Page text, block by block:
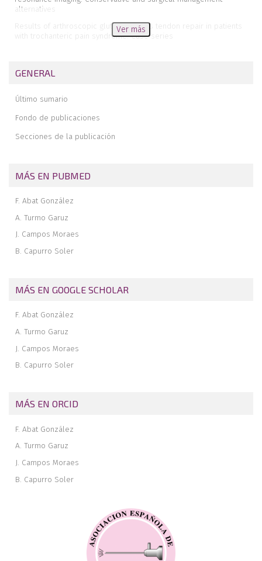
alternatives
Results of arthroscopic gluteus medius tendon repair in patients
with trochanteric pain syndrome. Case series
Management of triceps surae muscle injuries in young adult and
start to finish
Inverted cyclops
Ver más
GENERAL
Último sumario
Fondo de publicaciones
Secciones de la publicación
MÁS EN PUBMED
F. Abat González
A. Turmo Garuz
J. Campos Moraes
B. Capurro Soler
MÁS EN GOOGLE SCHOLAR
F. Abat González
A. Turmo Garuz
J. Campos Moraes
B. Capurro Soler
MÁS EN ORCID
F. Abat González
A. Turmo Garuz
J. Campos Moraes
B. Capurro Soler